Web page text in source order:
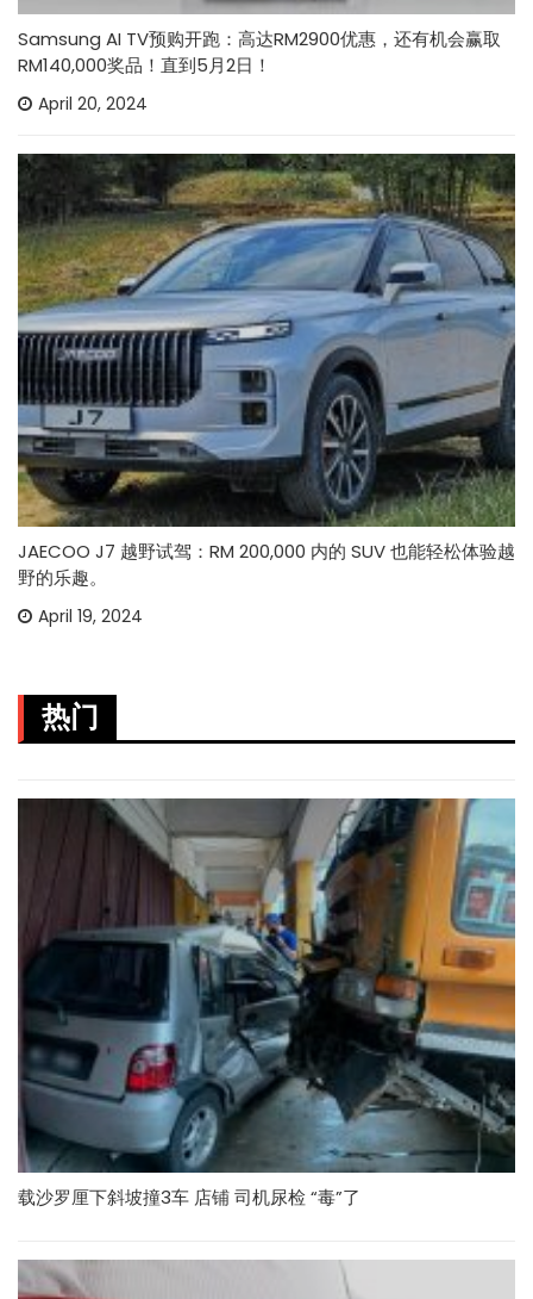
Samsung AI TV预购开跑：高达RM2900优惠，还有机会赢取
RM140,000奖品！直到5月2日！
April 20, 2024
JAECOO J7 越野试驾：RM 200,000 内的 SUV 也能轻松体验越
野的乐趣。
April 19, 2024
热门
载沙罗厘下斜坡撞3车 店铺 司机尿检 “毒”了